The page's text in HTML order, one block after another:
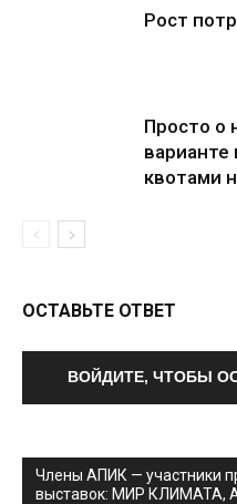
Рост
Просто о
варианте
квотами
ОСТАВЬТЕ ОТВЕТ
ВОЙДИТЕ, ЧТОБЫ
Члены АПИК — участники
выставок: МИР КЛИМАТА,